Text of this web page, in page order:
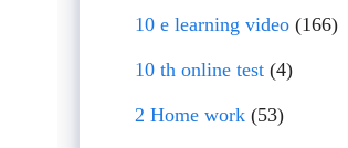
10 e learning video(166)
10 th online test(4)
2 Home work(53)